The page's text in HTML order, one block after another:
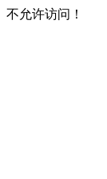
不允许访问！